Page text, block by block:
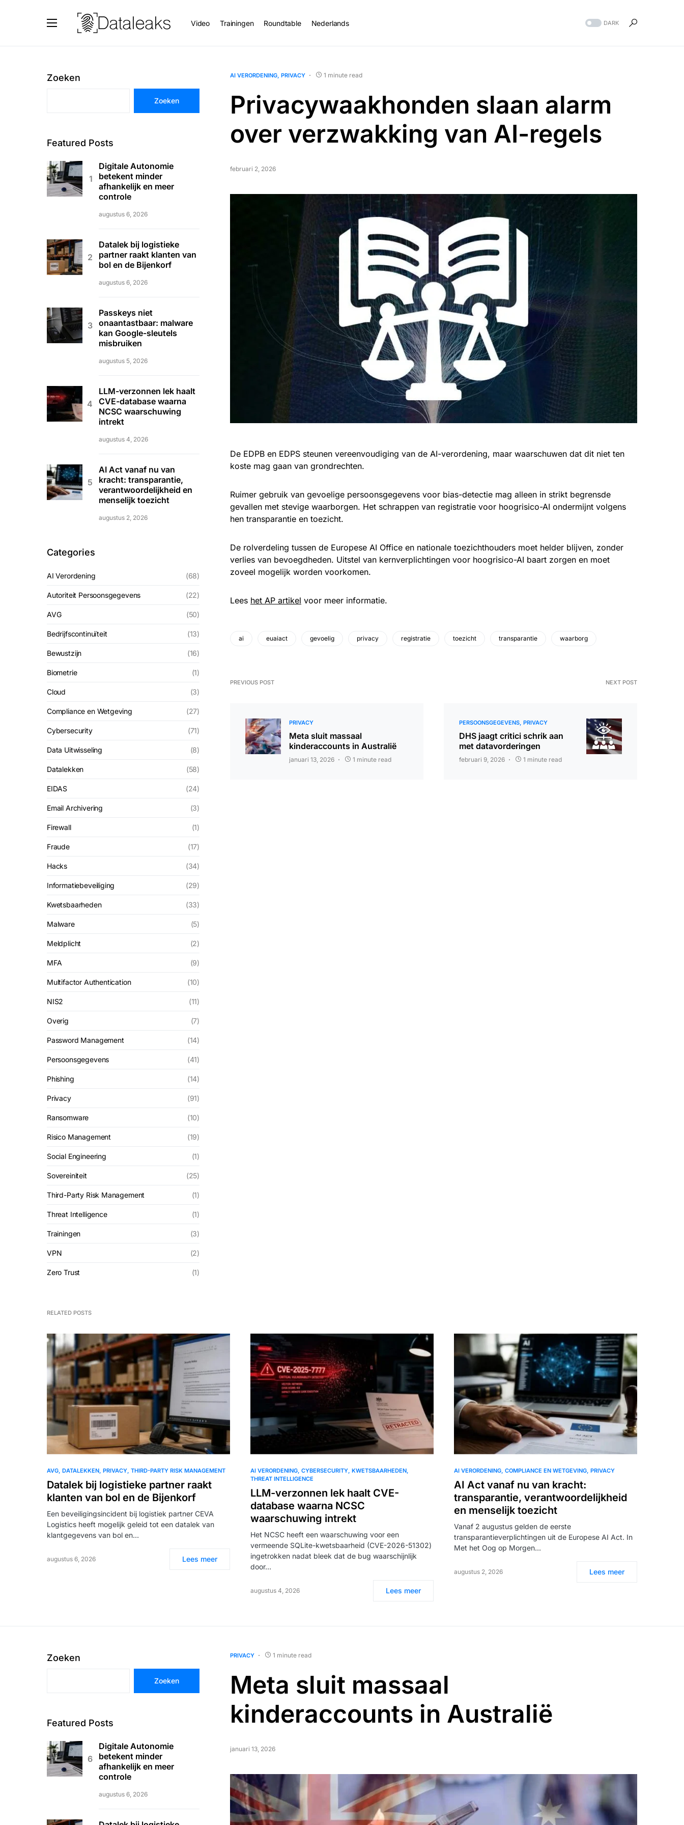
Video Trainingen Roundtable Nederlands DARK
AI VERORDENING PRIVACY 1 minute read
Privacywaakhonden slaan alarm
over verzwakking van AI-regels
februari 2, 2026
De EDPB en EDPS steunen vereenvoudiging van de AI-verordening, maar waarschuwen dat dit niet ten
koste mag gaan van grondrechten.
Ruimer gebruik van gevoelige persoonsgegevens voor bias-detectie mag alleen in strikt begrensde
gevallen met stevige waarborgen. Het schrappen van registratie voor hoogrisico-AI ondermijnt volgens
hen transparantie en toezicht.
De rolverdeling tussen de Europese AI Office en nationale toezichthouders moet helder blijven, zonder
verlies van bevoegdheden. Uitstel van kernverplichtingen voor hoogrisico-AI baart zorgen en moet
zoveel mogelijk worden voorkomen.
Lees het AP artikel voor meer informatie.
ai euaiact gevoelig privacy registratie toezicht transparantie waarborg
PREVIOUS POST
PRIVACY
Meta sluit massaal
kinderaccounts in Australië
januari 13, 2026 1 minute read
NEXT POST
PERSOONSGEGEVENS PRIVACY
DHS jaagt critici schrik aan
met datavorderingen
februari 9, 2026 1 minute read
Zoeken
Zoeken
Featured Posts
Digitale Autonomie
betekent minder
afhankelijk en meer
controle
augustus 6, 2026
Datalek bij logistieke
partner raakt klanten van
bol en de Bijenkorf
augustus 6, 2026
Passkeys niet
onaantastbaar: malware
kan Google-sleutels
misbruiken
augustus 5, 2026
LLM-verzonnen lek haalt
CVE-database waarna
NCSC waarschuwing
intrekt
augustus 4, 2026
AI Act vanaf nu van
kracht: transparantie,
verantwoordelijkheid en
menselijk toezicht
augustus 2, 2026
Categories
AI Verordening (68)
Autoriteit Persoonsgegevens (22)
AVG (50)
Bedrijfscontinuïteit (13)
Bewustzijn (16)
Biometrie (1)
Cloud (3)
Compliance en Wetgeving (27)
Cybersecurity (71)
Data Uitwisseling (8)
Datalekken (58)
EIDAS (24)
Email Archivering (3)
Firewall (1)
Fraude (17)
Hacks (34)
Informatiebeveiliging (29)
Kwetsbaarheden (33)
Malware (5)
Meldplicht (2)
MFA (9)
Multifactor Authentication (10)
NIS2 (11)
Overig (7)
Password Management (14)
Persoonsgegevens (41)
Phishing (14)
Privacy (91)
Ransomware (10)
Risico Management (19)
Social Engineering (1)
Sovereiniteit (25)
Third-Party Risk Management (1)
Threat Intelligence (1)
Trainingen (3)
VPN (2)
Zero Trust (1)
RELATED POSTS
AVG DATALEKKEN PRIVACY THIRD-PARTY RISK MANAGEMENT
Datalek bij logistieke partner raakt
klanten van bol en de Bijenkorf
Een beveiligingsincident bij logistiek partner CEVA
Logistics heeft mogelijk geleid tot een datalek van
klantgegevens van bol en…
augustus 6, 2026 Lees meer
AI VERORDENING CYBERSECURITY KWETSBAARHEDEN
THREAT INTELLIGENCE
LLM-verzonnen lek haalt CVE-
database waarna NCSC
waarschuwing intrekt
Het NCSC heeft een waarschuwing voor een
vermeende SQLite-kwetsbaarheid (CVE-2026-51302)
ingetrokken nadat bleek dat de bug waarschijnlijk
door…
augustus 4, 2026 Lees meer
AI VERORDENING COMPLIANCE EN WETGEVING PRIVACY
AI Act vanaf nu van kracht:
transparantie, verantwoordelijkheid
en menselijk toezicht
Vanaf 2 augustus gelden de eerste
transparantieverplichtingen uit de Europese AI Act. In
Met het Oog op Morgen…
augustus 2, 2026 Lees meer
PRIVACY 1 minute read
Meta sluit massaal
kinderaccounts in Australië
januari 13, 2026
Zoeken
Zoeken
Featured Posts
Digitale Autonomie
betekent minder
afhankelijk en meer
controle
augustus 6, 2026